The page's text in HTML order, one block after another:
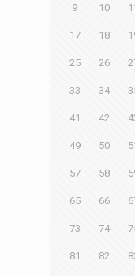
9 10
17 18
25 26
33 34
41 42
49 50
57 58
65 66
73 74
81 82